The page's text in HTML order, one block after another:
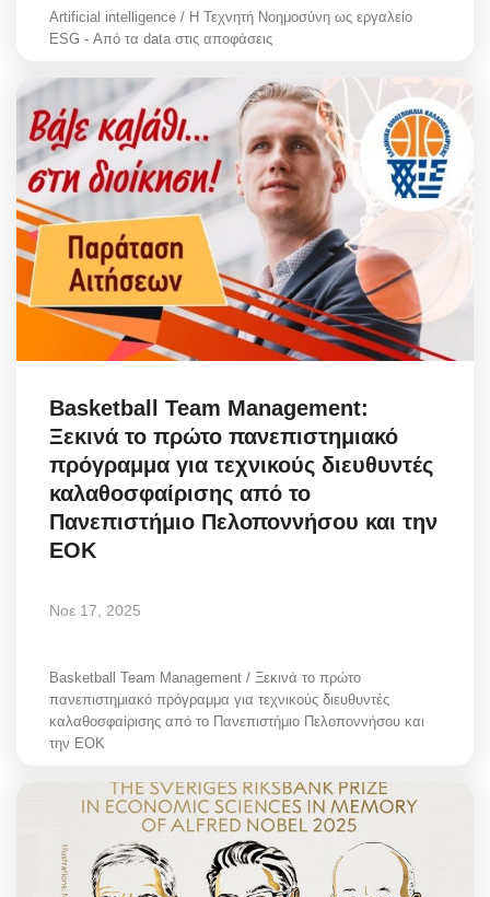
Artificial intelligence / Η Τεχνητή Νοημοσύνη ως εργαλείο
ESG - Από τα data στις αποφάσεις
Basketball Team Management:
Ξεκινά το πρώτο πανεπιστημιακό
πρόγραμμα για τεχνικούς διευθυντές
καλαθοσφαίρισης από το
Πανεπιστήμιο Πελοποννήσου και την
ΕΟΚ
Νοε 17, 2025
Basketball Team Management / Ξεκινά το πρώτο
πανεπιστημιακό πρόγραμμα για τεχνικούς διευθυντές
καλαθοσφαίρισης από το Πανεπιστήμιο Πελοποννήσου και
την ΕΟΚ